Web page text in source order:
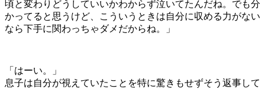
頃と変わりどうしていいかわからず泣いてたんだね。でも分
かってると思うけど、こういうときは自分に収める力がない
なら下手に関わっちゃダメだからね。」
「はーい。」
息子は自分が視えていたことを特に驚きもせずそう返事して